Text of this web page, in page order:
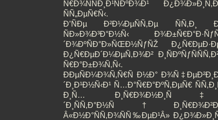
Ñ€Ð¾ÑÑÐ¸Ð¹ÑÐºÐ¾Ð¹
ÑÑ„ÐµÑ€Ñ‹.
Ð’ÑÐµ Ð²Ð¼ÐµÑÑ‚Ðµ ÑÑ‚Ð¸
ÑÐ»Ð¾Ð³Ð°Ð½Ñ‹
´Ð¾ÐºÑÐ°Ð»ÑŒÐ½ÑƒÑŽ
Ð¿Ñ€ÐµÐ´Ð¼ÐµÑ‚Ð¾Ð²
Ñ€Ð°Ð±Ð¾Ñ‚Ñ‹.
ÐÐµÑÐ¼Ð¾Ñ‚Ñ€Ñ Ð½Ð°
´Ð¸Ð¹Ð½Ñ‹Ð¹ Ñ…Ð°Ñ€Ð°ÐºÑ‚ÐµÑ€
Ð¸Ñ…
Â«Ð½Ð°ÑÑ‚Ð¾ÑÑ‰ÐµÐ¹Â»